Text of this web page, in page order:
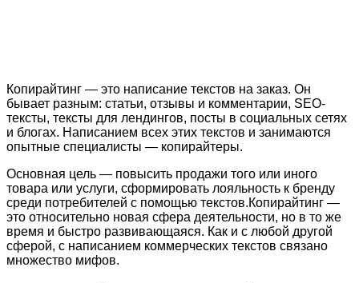
⁠Копирайтинг — это написание текстов на заказ. Он
бывает разным: статьи, отзывы и комментарии, SEO-
тексты, тексты для лендингов, посты в социальных сетях
и блогах. Написанием всех этих текстов и занимаются
опытные специалисты — копирайтеры.
Основная цель — повысить продажи того или иного
товара или услуги, сформировать лояльность к бренду
среди потребителей с помощью текстов.Копирайтинг —
это относительно новая сфера деятельности, но в то же
время и быстро развивающаяся. Как и с любой другой
сферой, с написанием коммерческих текстов связано
множество мифов.